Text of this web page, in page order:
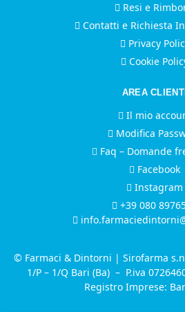
Resi e
Contatti e Richiesta
Privacy
Cookie
AREA CLIENTI
Il mio
Modifica
Faq – Domande
Facebook
Instagram
+39 080
© Farmaci & Dintorni | Sirofarma
1/P – 1/Q Bari (Ba) – P.iva
Registro Imprese: